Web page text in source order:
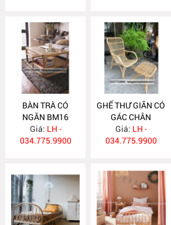
BÀN TRÀ CÓ
NGĂN BM16
Giá: LH -
034.775.9900
GHẾ THƯ GIÃN CÓ
GÁC CHÂN
GM492
Giá: LH -
034.775.9900